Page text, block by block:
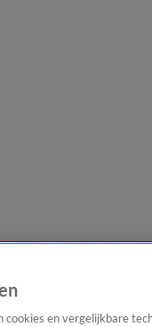
cookies en vergelijkbare